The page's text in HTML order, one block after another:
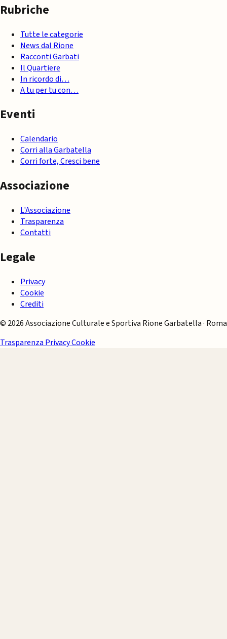
Rubriche
Tutte le categorie
News dal Rione
Racconti Garbati
Il Quartiere
In ricordo di…
A tu per tu con…
Eventi
Calendario
Corri alla Garbatella
Corri forte, Cresci bene
Associazione
L'Associazione
Trasparenza
Contatti
Legale
Privacy
Cookie
Crediti
© 2026 Associazione Culturale e Sportiva Rione Garbatella · Roma
Trasparenza PrivacyCookie